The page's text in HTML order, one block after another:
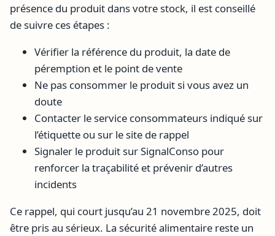
présence du produit dans votre stock, il est conseillé
de suivre ces étapes :
Vérifier la référence du produit, la date de
péremption et le point de vente
Ne pas consommer le produit si vous avez un
doute
Contacter le service consommateurs indiqué sur
l’étiquette ou sur le site de rappel
Signaler le produit sur SignalConso pour
renforcer la traçabilité et prévenir d’autres
incidents
Ce rappel, qui court jusqu’au 21 novembre 2025, doit
être pris au sérieux. La sécurité alimentaire reste un